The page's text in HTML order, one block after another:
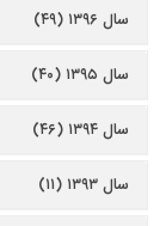
سال ۱۳۹۶ (۴۹)
سال ۱۳۹۵ (۴۰)
سال ۱۳۹۴ (۴۶)
سال ۱۳۹۳ (۱۱)